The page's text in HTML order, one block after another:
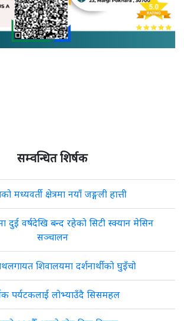
सम्वन्धित शिर्षक
मध्यवर्ती क्षेत्रमा नयाँ जङ्गली हात्ती
दुई वर्षदेखि बन्द रहेको सिटी स्क्यान मेसिन
सञ्चालन
शिवालयमा दर्शनार्थीको घुइँचो
पर्यटकलाई लोभ्याउँदै सिसमहल